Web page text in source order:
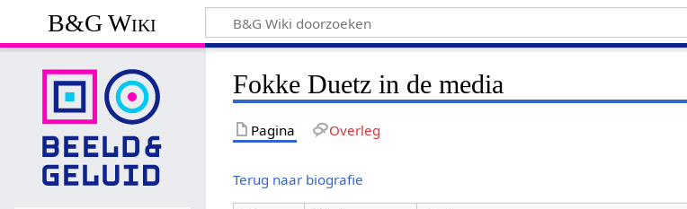
B&G Wiki
Fokke Duetz in de media
Pagina Overleg
Terug naar biografie